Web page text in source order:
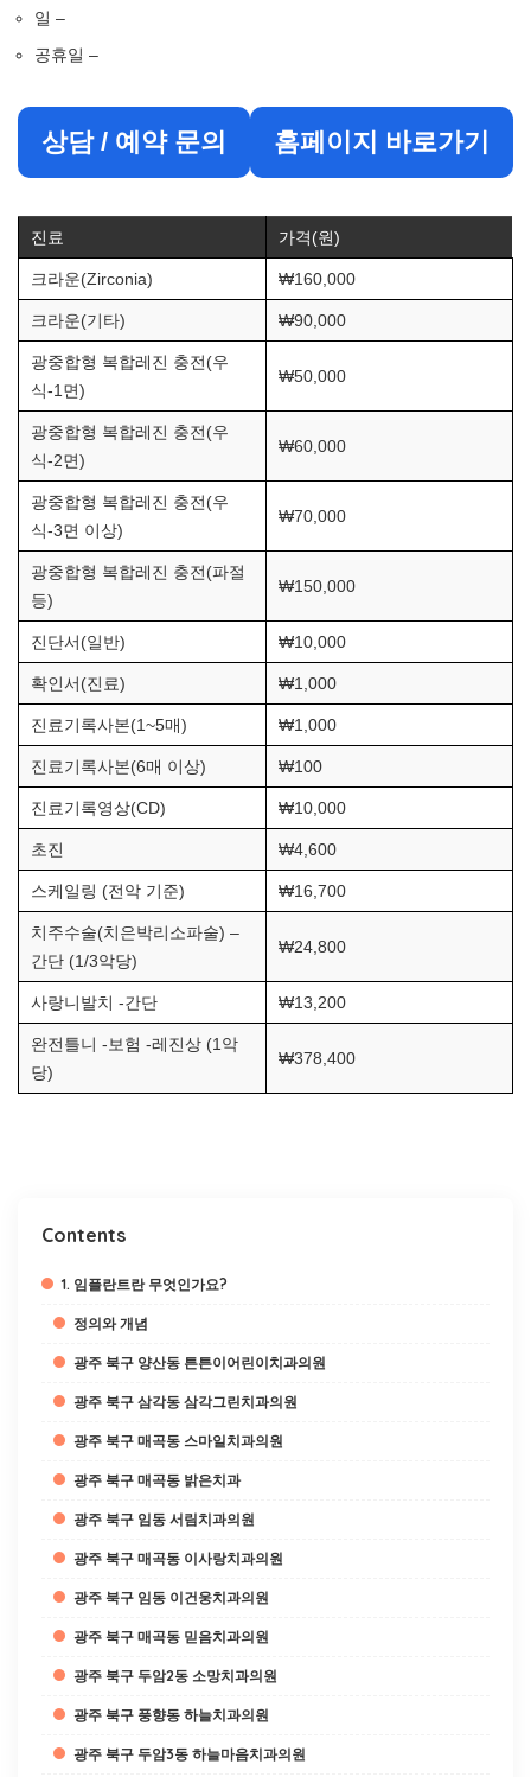
일 –
공휴일 –
상담 / 예약 문의 홈페이지 바로가기
진료 가격(원)
크라운(Zirconia) ₩160,000
크라운(기타) ₩90,000
광중합형 복합레진 충전(우
식-1면)
₩50,000
광중합형 복합레진 충전(우
식-2면)
₩60,000
광중합형 복합레진 충전(우
식-3면 이상)
₩70,000
광중합형 복합레진 충전(파절
등)
₩150,000
진단서(일반) ₩10,000
확인서(진료) ₩1,000
진료기록사본(1~5매) ₩1,000
진료기록사본(6매 이상) ₩100
진료기록영상(CD) ₩10,000
초진 ₩4,600
스케일링 (전악 기준) ₩16,700
치주수술(치은박리소파술) –
간단 (1/3악당)
₩24,800
사랑니발치 -간단 ₩13,200
완전틀니 -보험 -레진상 (1악
당)
₩378,400
Contents
1. 임플란트란 무엇인가요?
정의와 개념
광주 북구 양산동 튼튼이어린이치과의원
광주 북구 삼각동 삼각그린치과의원
광주 북구 매곡동 스마일치과의원
광주 북구 매곡동 밝은치과
광주 북구 임동 서림치과의원
광주 북구 매곡동 이사랑치과의원
광주 북구 임동 이건웅치과의원
광주 북구 매곡동 믿음치과의원
광주 북구 두암2동 소망치과의원
광주 북구 풍향동 하늘치과의원
광주 북구 두암3동 하늘마음치과의원